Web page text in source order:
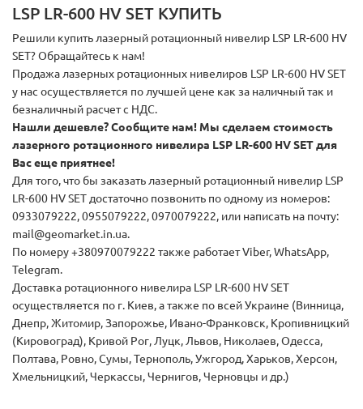
LSP LR-600 HV SET КУПИТЬ
Решили купить лазерный ротационный нивелир LSP LR-600 HV
SET? Обращайтесь к нам!
Продажа лазерных ротационных нивелиров LSP LR-600 HV SET
у нас осуществляется по лучшей цене как за наличный так и
безналичный расчет с НДС.
Нашли дешевле? Сообщите нам! Мы сделаем стоимость
лазерного ротационного нивелира LSP LR-600 HV SET для
Вас еще приятнее!
Для того, что бы заказать лазерный ротационный нивелир LSP
LR-600 HV SET достаточно позвонить по одному из номеров:
0933079222, 0955079222, 0970079222, или написать на почту:
mail@geomarket.in.ua.
По номеру +380970079222 также работает Viber, WhatsApp,
Telegram.
Доставка ротационного нивелира LSP LR-600 HV SET
осуществляется по г. Киев, а также по всей Украине (Винница,
Днепр, Житомир, Запорожье, Ивано-Франковск, Кропивницкий
(Кировоград), Кривой Рог, Луцк, Львов, Николаев, Одесса,
Полтава, Ровно, Сумы, Тернополь, Ужгород, Харьков, Херсон,
Хмельницкий, Черкассы, Чернигов, Черновцы и др.)